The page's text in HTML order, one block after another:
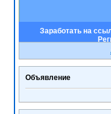
Заработать на
Объявление